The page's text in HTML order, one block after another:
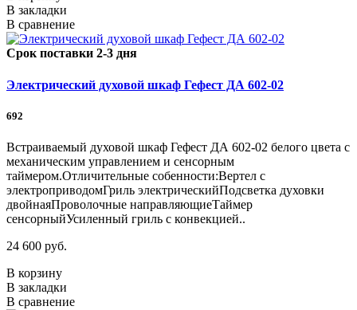
В закладки
В сравнение
Срок поставки 2-3 дня
Электрический духовой шкаф Гефест ДА 602-02
692
Встраиваемый духовой шкаф Гефест ДА 602-02 белого цвета с
механическим управлением и сенсорным
таймером.Отличительные собенности:Вертел с
электроприводомГриль электрическийПодсветка духовки
двойнаяПроволочные направляющиеТаймер
сенсорныйУсиленный гриль с конвекцией..
24 600 руб.
В корзину
В закладки
В сравнение